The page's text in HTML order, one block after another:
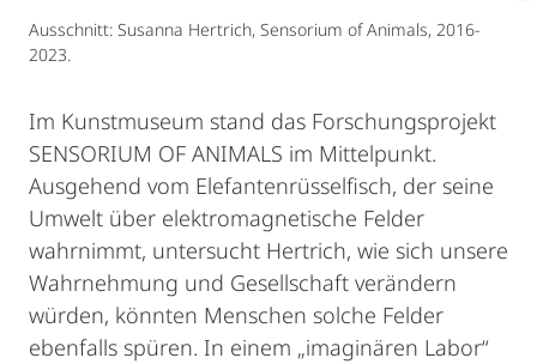
Ausschnitt: Susanna Hertrich, Sensorium of Animals, 2016-
2023.
Im Kunstmuseum stand das Forschungsprojekt
SENSORIUM OF ANIMALS im Mittelpunkt.
Ausgehend vom Elefantenrüsselfisch, der seine
Umwelt über elektromagnetische Felder
wahrnimmt, untersucht Hertrich, wie sich unsere
Wahrnehmung und Gesellschaft verändern
würden, könnten Menschen solche Felder
ebenfalls spüren. In einem „imaginären Labor“